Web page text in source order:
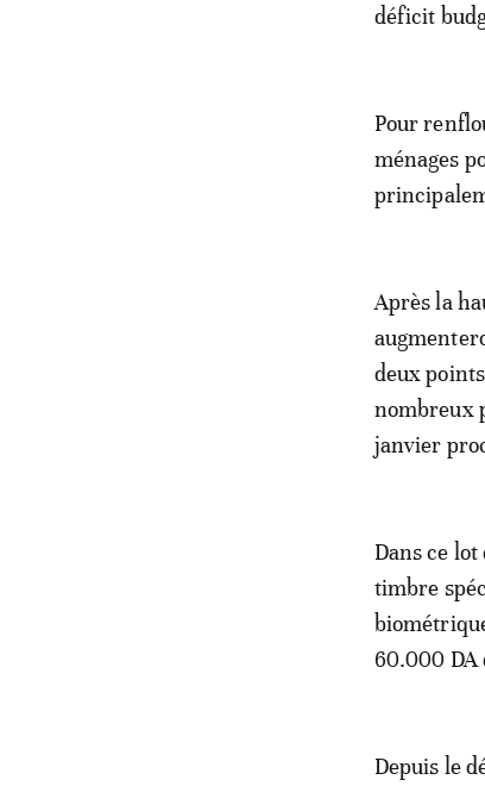
déficit
Pour
ménages
Après la
deux
nombreux
janvier
Dans ce
timbre
60.000 DA
Depuis le